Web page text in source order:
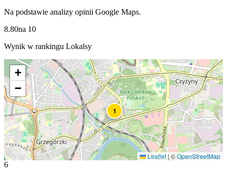
Na podstawie analizy opinii Google Maps.
8.80na 10
Wynik w rankingu Lokalsy
1
+
−
Leaflet | ©OpenStreetMap
6